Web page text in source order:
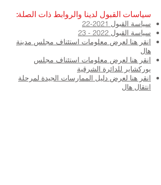
سياسات القبول لدينا والروابط ذات الصلة:
سياسة القبول 2021-22
سياسة القبول 2022 - 23
انقر هنا لعرض معلومات استئناف مجلس مدينة
هال
انقر هنا لعرض معلومات استئناف مجلس
يوركشاير للدائرة الشرقية
انقر هنا لعرض دليل الممارسات الجيدة لمرحلة
انتقال هال